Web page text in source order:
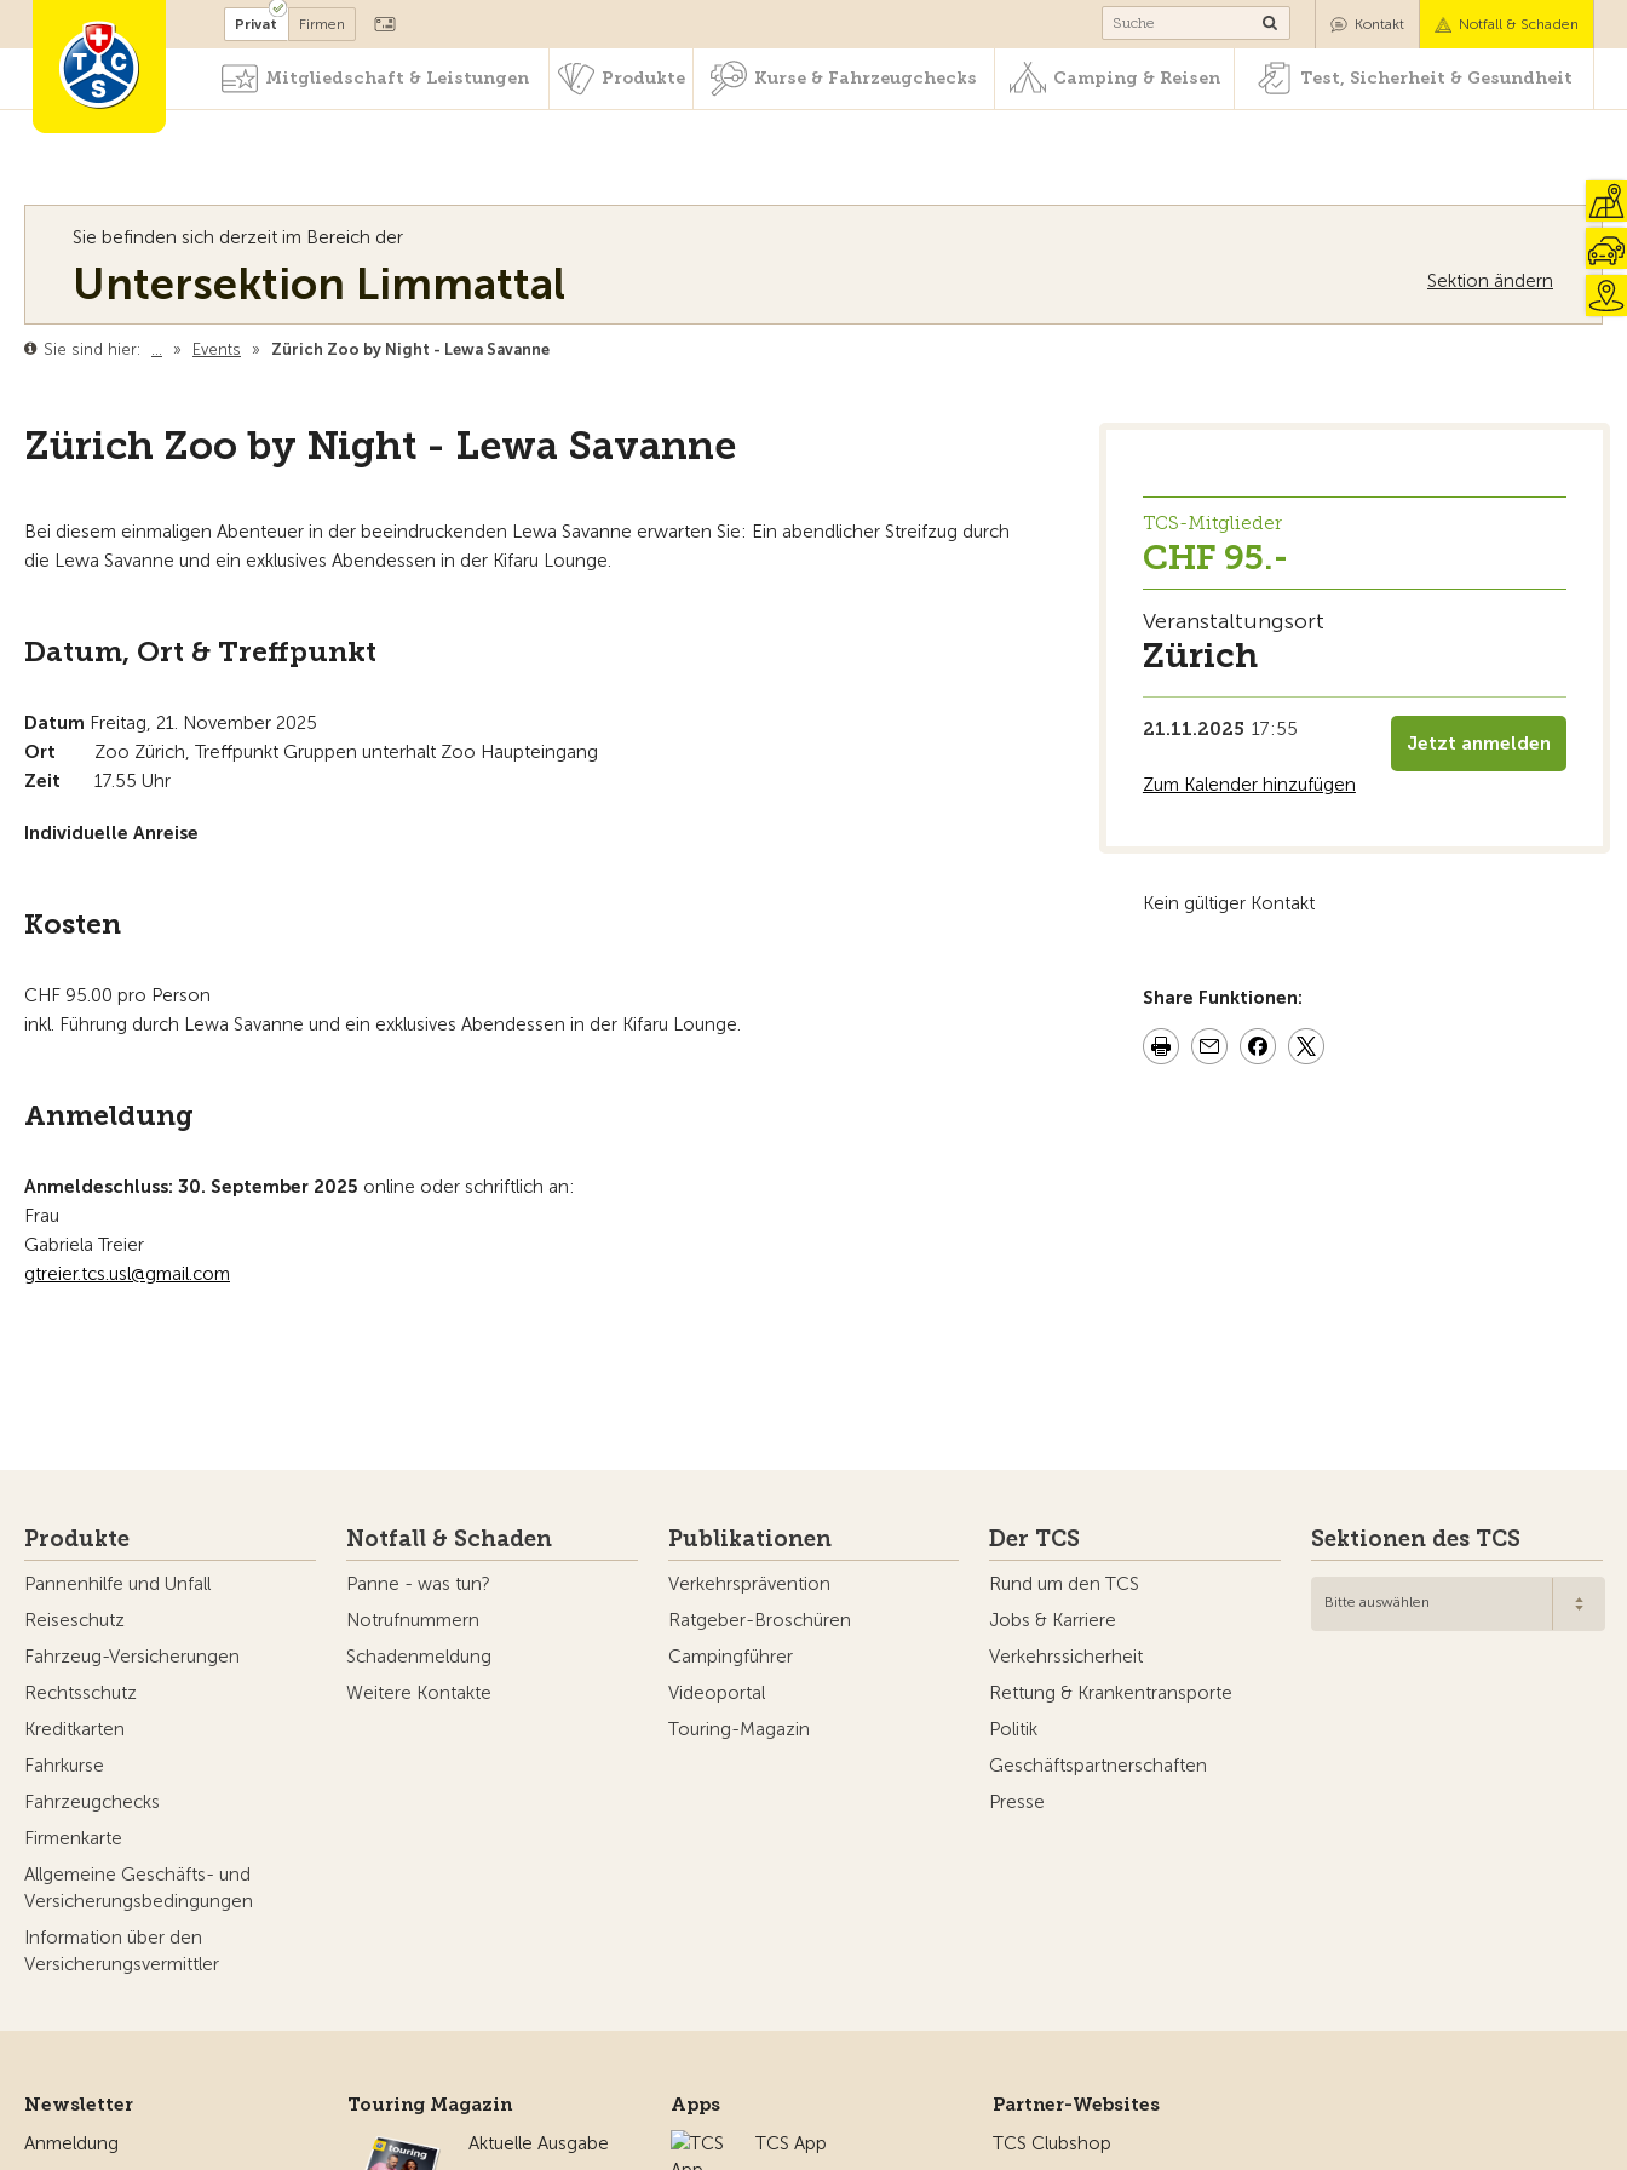
Mitglied werden Camping & Reisen Test, Sicherheit & Gesundheit
Privat Firmen Kontakt Notfall & Schaden
Mitgliedschaft & Leistungen Produkte Kurse & Fahrzeugchecks Camping & Reisen Test, Sicherheit & Gesundheit
Sie befinden sich derzeit im Bereich der
Untersektion Limmattal Sektion ändern
Sie sind hier: … » Events » Zürich Zoo by Night - Lewa Savanne
Zürich Zoo by Night - Lewa Savanne
Bei diesem einmaligen Abenteuer in der beeindruckenden Lewa Savanne erwarten Sie: Ein abendlicher Streifzug durch
die Lewa Savanne und ein exklusives Abendessen in der Kifaru Lounge.
Datum, Ort & Treffpunkt
Datum Freitag, 21. November 2025
Ort Zoo Zürich, Treffpunkt Gruppen unterhalt Zoo Haupteingang
Zeit 17.55 Uhr
Individuelle Anreise
Kosten
CHF 95.00 pro Person
inkl. Führung durch Lewa Savanne und ein exklusives Abendessen in der Kifaru Lounge.
Anmeldung
Anmeldeschluss: 30. September 2025 online oder schriftlich an:
Frau
Gabriela Treier
gtr
r tcs sl gm l c m
TCS-Mitglieder
CHF 95.-
Veranstaltungsort
Zürich
21.11.2025 17:55
Jetzt anmelden
Zum Kalender hinzufügen
Kein gültiger Kontakt
Share Funktionen:
Produkte
Pannenhilfe und Unfall
Reiseschutz
Fahrzeug-Versicherungen
Rechtsschutz
Kreditkarten
Fahrkurse
Fahrzeugchecks
Firmenkarte
Allgemeine Geschäfts- und
Versicherungsbedingungen
Information über den
Versicherungsvermittler
Notfall & Schaden
Panne - was tun?
Notrufnummern
Schadenmeldung
Weitere Kontakte
Publikationen
Verkehrsprävention
Ratgeber-Broschüren
Campingführer
Videoportal
Touring-Magazin
Der TCS
Rund um den TCS
Jobs & Karriere
Verkehrssicherheit
Rettung & Krankentransporte
Politik
Geschäftspartnerschaften
Presse
Sektionen des TCS
Bitte auswählen
Newsletter
Anmeldung
Touring Magazin
Aktuelle Ausgabe
Apps
TCS App
Partner-Websites
TCS Clubshop